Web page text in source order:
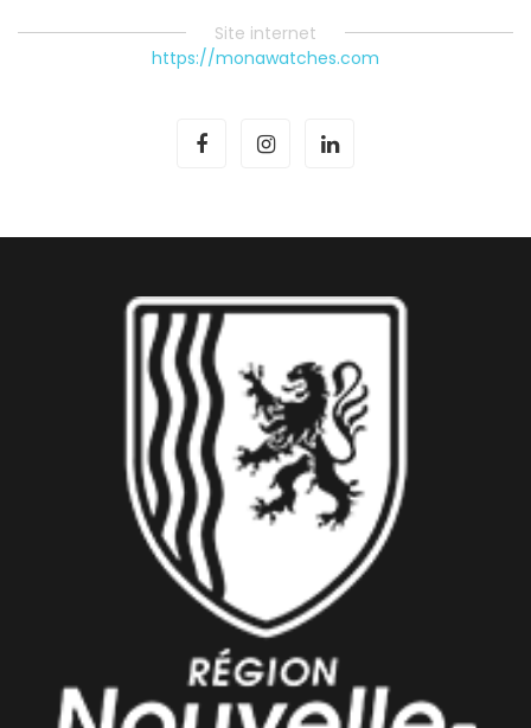
Site internet
https://monawatches.com